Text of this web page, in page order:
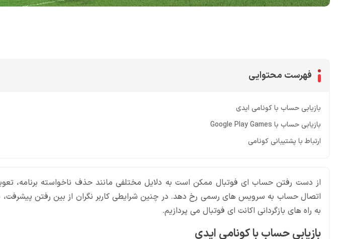
فهرست محتوایی
بازیابی حساب با کونامی ایدی
بازیابی حساب با Google Play Games
ارتباط با پشتیبانی کونامی
از دست رفتن حساب ای فوتبال ممکن است به دلایل مختلفی مانند حذف ناخواسته برنامه،
اتصال حساب به سرویس های رسمی رخ دهد. در چنین شرایطی کاربر نگران از بین رفتن پیشرفت،
به راه های بازگردانی اکانت ای فوتبال می پردازیم.
بازیابی حساب با کونامی ایدی